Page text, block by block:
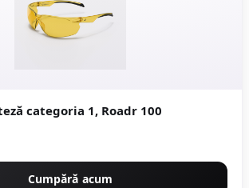
categoria 1, Roadr 100
Cumpără acum